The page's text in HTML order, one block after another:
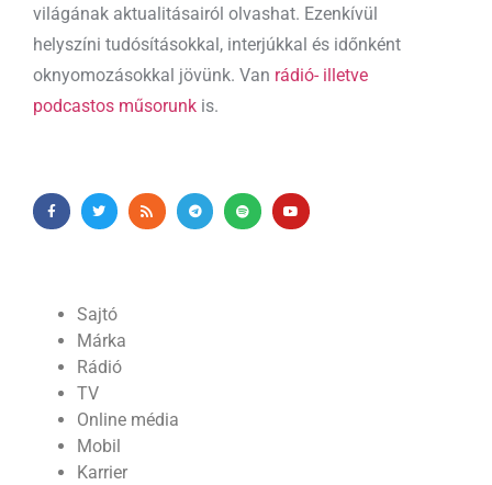
világának aktualitásairól olvashat. Ezenkívül
helyszíni tudósításokkal, interjúkkal és időnként
oknyomozásokkal jövünk. Van rádió- illetve
podcastos műsorunk is.
Sajtó
Márka
Rádió
TV
Online média
Mobil
Karrier